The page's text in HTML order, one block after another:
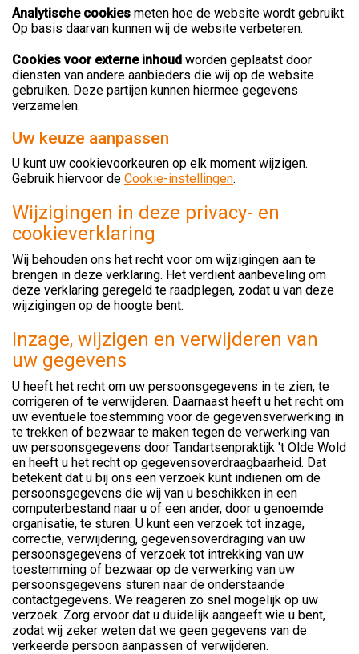
Analytische cookies meten hoe de website wordt gebruikt.
Op basis daarvan kunnen wij de website verbeteren.
Cookies voor externe inhoud worden geplaatst door
diensten van andere aanbieders die wij op de website
gebruiken. Deze partijen kunnen hiermee gegevens
verzamelen.
Uw keuze aanpassen
U kunt uw cookievoorkeuren op elk moment wijzigen.
Gebruik hiervoor de Cookie-instellingen.
Wijzigingen in deze privacy- en
cookieverklaring
Wij behouden ons het recht voor om wijzigingen aan te
brengen in deze verklaring. Het verdient aanbeveling om
deze verklaring geregeld te raadplegen, zodat u van deze
wijzigingen op de hoogte bent.
Inzage, wijzigen en verwijderen van
uw gegevens
U heeft het recht om uw persoonsgegevens in te zien, te
corrigeren of te verwijderen. Daarnaast heeft u het recht om
uw eventuele toestemming voor de gegevensverwerking in
te trekken of bezwaar te maken tegen de verwerking van
uw persoonsgegevens door Tandartsenpraktijk 't Olde Wold
en heeft u het recht op gegevensoverdraagbaarheid. Dat
betekent dat u bij ons een verzoek kunt indienen om de
persoonsgegevens die wij van u beschikken in een
computerbestand naar u of een ander, door u genoemde
organisatie, te sturen. U kunt een verzoek tot inzage,
correctie, verwijdering, gegevensoverdraging van uw
persoonsgegevens of verzoek tot intrekking van uw
toestemming of bezwaar op de verwerking van uw
persoonsgegevens sturen naar de onderstaande
contactgegevens. We reageren zo snel mogelijk op uw
verzoek. Zorg ervoor dat u duidelijk aangeeft wie u bent,
zodat wij zeker weten dat we geen gegevens van de
verkeerde persoon aanpassen of verwijderen.